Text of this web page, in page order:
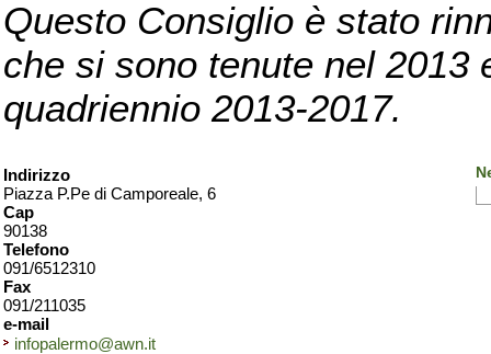
Questo Consiglio è stato
che si sono tenute nel 2013
quadriennio 2013-2017.
Indirizzo
Piazza P.Pe di Camporeale, 6
Cap
90138
Telefono
091/6512310
Fax
091/211035
e-mail
infopalermo@awn.it